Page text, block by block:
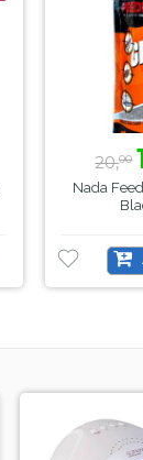
20,00
Nada